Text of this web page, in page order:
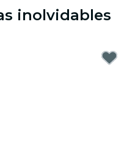
inolvidables